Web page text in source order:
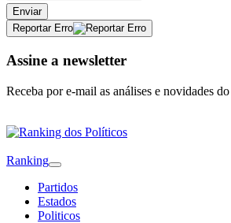
Enviar
Reportar Erro
Assine a newsletter
Receba por e-mail as análises e novidades
Ranking
Partidos
Estados
Politicos